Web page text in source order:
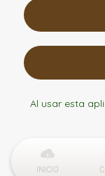
Al usar esta
INICIO